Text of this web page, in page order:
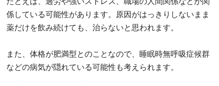
係している可能性があります。原因がはっきりしないまま
薬だけを飲み続けても、治らないと思われます。
また、体格が肥満型とのことなので、睡眠時無呼吸症候群
などの病気が隠れている可能性も考えられます。